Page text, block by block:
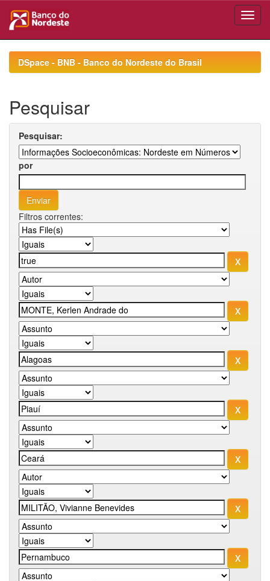
navigationDSpace - BNB - Banco do Nordeste do Brasil
Pesquisar
Pesquisar:
por
Filtros correntes: